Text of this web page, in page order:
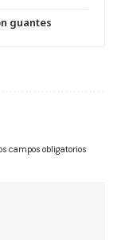
guantes
campos obligatorios